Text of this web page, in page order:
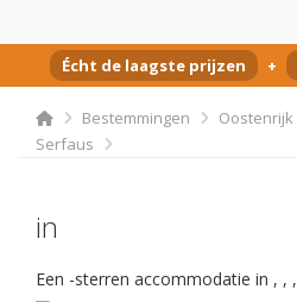
Écht de laagste prijzen +
Bestemmingen Oostenrijk
Serfaus
in
Een -sterren accommodatie in , , ,